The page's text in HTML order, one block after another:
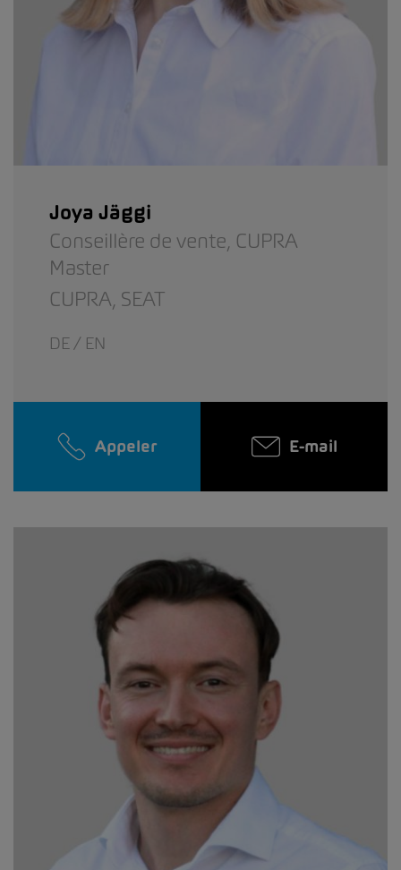
Joya Jäggi
Conseillère de vente, CUPRA
Master
CUPRA, SEAT
DE / EN
Appeler E-mail